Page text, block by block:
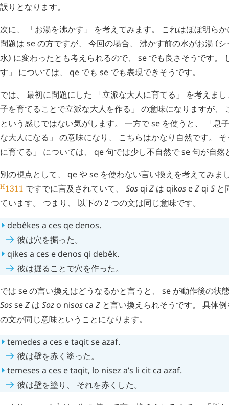
誤りとなります。
次に、 「お湯を沸かす」 を考えてみます。 これはほぼ明ら
問題は seの方ですが、 今回の場合、 沸かす前の水がお湯 (
水) に変わったとも考えられるので、 se でも良さそうです。
す」 については、 qe でも se でも表現できそうです。
では、 最初に問題にした 「立派な大人に育てる」 を考えま
子を育てることで立派な大人を作る」 の意味になりますが、
という感じではない気がします。 一方でse を使うと、 「息
な大人になる」 の意味になり、 こちらはかなり自然です。
に育てる」 については、 qe句では少し不自然でse句が自然
別の視点として、 qeやse を使わない言い換えを考えてみま
H1311 ですでに言及されていて、 Sos qi Z は qikos eZ qi Sと
ています。 つまり、 以下の 2 つの文は同じ意味です。
debêkes a ces qe denos.
彼は穴を掘った。
qikes a ces e denos qi debêk.
彼は掘ることで穴を作った。
では seの言い換えはどうなるかと言うと、 se が動作後の状
SosseZ は Soz o nisos ca Z と言い換えられそうです。 具体
の文が同じ意味ということになります。
temedes a ces etaqitseazaf.
彼は壁を赤く塗った。
temeses a ces etaqit, lo nisez a’s li cit ca azaf.
彼は壁を塗り、 それを赤くした。